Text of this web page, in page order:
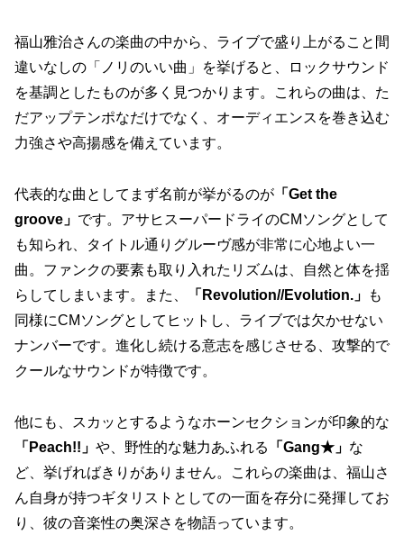
福山雅治さんの楽曲の中から、ライブで盛り上がること間
違いなしの「ノリのいい曲」を挙げると、ロックサウンド
を基調としたものが多く見つかります。これらの曲は、た
だアップテンポなだけでなく、オーディエンスを巻き込む
力強さや高揚感を備えています。
代表的な曲としてまず名前が挙がるのが 「Get the
groove」 です。アサヒスーパードライのCMソングとして
も知られ、タイトル通りグルーヴ感が非常に心地よい一
曲。ファンクの要素も取り入れたリズムは、自然と体を揺
らしてしまいます。また、
「Revolution//Evolution.」
も
同様にCMソングとしてヒットし、ライブでは欠かせない
ナンバーです。進化し続ける意志を感じさせる、攻撃的で
クールなサウンドが特徴です。
他にも、スカッとするようなホーンセクションが印象的な
「Peach!!」 や、野性的な魅力あふれる 「Gang★」 な
ど、挙げればきりがありません。これらの楽曲は、福山さ
ん自身が持つギタリストとしての一面を存分に発揮してお
り、彼の音楽性の奥深さを物語っています。